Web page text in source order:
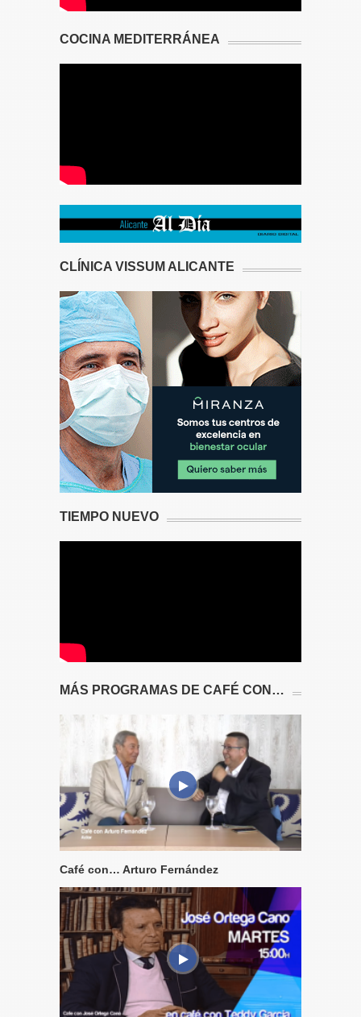
COCINA MEDITERRÁNEA
CLÍNICA VISSUM ALICANTE
TIEMPO NUEVO
MÁS PROGRAMAS DE CAFÉ CON…
Café con… Arturo Fernández